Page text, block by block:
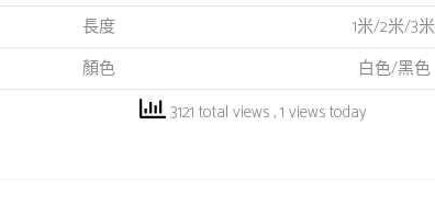
長度
1米/2米/3米
顏色
白色/黑色
3121 total views, 1 views today